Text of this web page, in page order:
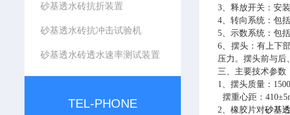
砂基透水砖抗折装置
砂基透水砖抗冲击试验机
砂基透水砖透水速率测试装置
TEL-PHONE
3、释放开关：安
4、转向系统：包
5、示数系统：包
6、摆头：有上下
压力。摆头前与后
三、 主要技术参数
1、摆头质量：
摆重心距：
2、橡胶片对砂基